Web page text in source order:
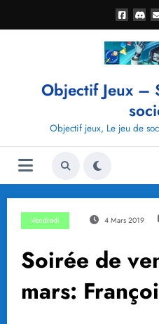
contenu
Objectif Jeux –
Objectif jeux, Le jeu de
Vendredi 4 Mars 2019
Soirée de
mars: